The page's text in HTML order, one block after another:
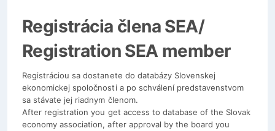
Registrácia člena SEA/
Registration SEA member
Registráciou sa dostanete do databázy Slovenskej
ekonomickej spoločnosti a po schválení predstavenstvom
sa stávate jej riadnym členom.
After registration you get access to database of the Slovak
economy association, after approval by the board you